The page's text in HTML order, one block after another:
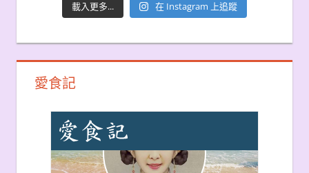
載入更多... 在 Instagram 上追蹤
愛食記